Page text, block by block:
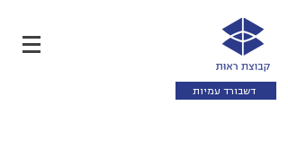
דשבורד עמיות